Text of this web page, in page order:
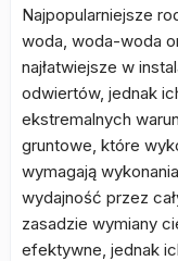
Najpopularniejsze
woda, woda-woda
najłatwiejsze w
odwiertów, jednak
ekstremalnych
gruntowe, które
wymagają
wydajność przez
zasadzie wymiany
efektywne, jednak